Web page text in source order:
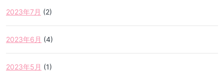
2023年7月 (2)
2023年6月 (4)
2023年5月 (1)